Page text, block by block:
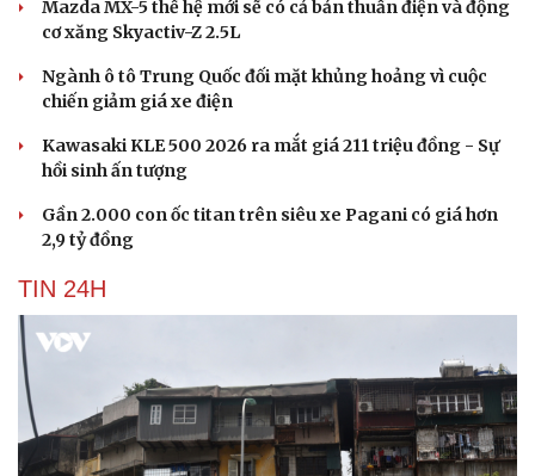
Cải chính
Mazda MX-5 thế hệ mới sẽ có cả bản thuần điện và động
cơ xăng Skyactiv-Z 2.5L
Ngành ô tô Trung Quốc đối mặt khủng hoảng vì cuộc
chiến giảm giá xe điện
Kawasaki KLE 500 2026 ra mắt giá 211 triệu đồng - Sự
hồi sinh ấn tượng
Gần 2.000 con ốc titan trên siêu xe Pagani có giá hơn
2,9 tỷ đồng
TIN 24H